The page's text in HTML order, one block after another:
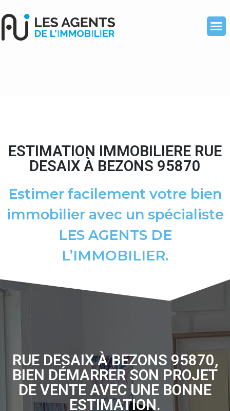
ESTIMATION IMMOBILIERE RUE
DESAIX À BEZONS 95870
Estimer facilement votre bien
immobilier avec un spécialiste
LES AGENTS DE
L’IMMOBILIER.
RUE DESAIX À BEZONS 95870,
BIEN DÉMARRER SON PROJET
DE VENTE AVEC UNE BONNE
ESTIMATION.